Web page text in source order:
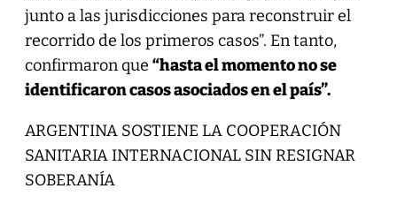
junto a las jurisdicciones para reconstruir el
recorrido de los primeros casos”. En tanto,
confirmaron que “hasta el momento no se
identificaron casos asociados en el país”.
ARGENTINA SOSTIENE LA COOPERACIÓN
SANITARIA INTERNACIONAL SIN RESIGNAR
SOBERANÍA